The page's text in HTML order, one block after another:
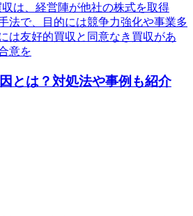
は、経営陣が他社の株式を取得
法で、目的には競争力強化や事業多
は友好的買収と同意なき買収があ
意を
とは？対処法や事例も紹介